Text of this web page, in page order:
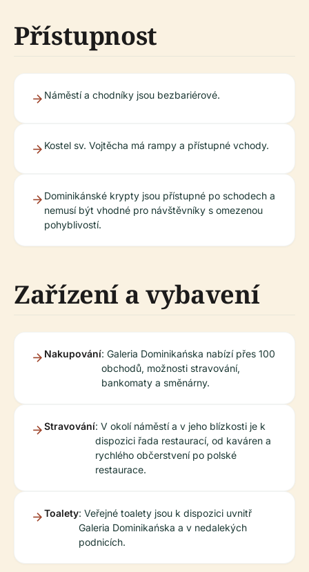
Přístupnost
Náměstí a chodníky jsou bezbariérové.
Kostel sv. Vojtěcha má rampy a přístupné vchody.
Dominikánské krypty jsou přístupné po schodech a
nemusí být vhodné pro návštěvníky s omezenou
pohyblivostí.
Zařízení a vybavení
Nakupování: Galeria Dominikańska nabízí přes 100
obchodů, možnosti stravování,
bankomaty a směnárny.
Stravování: V okolí náměstí a v jeho blízkosti je k
dispozici řada restaurací, od kaváren a
rychlého občerstvení po polské
restaurace.
Toalety: Veřejné toalety jsou k dispozici uvnitř
Galeria Dominikańska a v nedalekých
podnicích.